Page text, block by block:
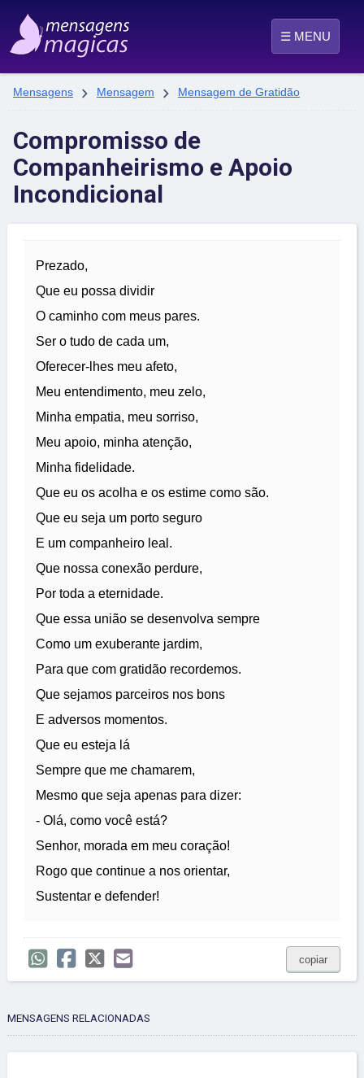
☰ MENU
Mensagens  Mensagem  Mensagem de Gratidão
Compromisso de
Companheirismo e Apoio
Incondicional
Prezado,
Que eu possa dividir
O caminho com meus pares.
Ser o tudo de cada um,
Oferecer-lhes meu afeto,
Meu entendimento, meu zelo,
Minha empatia, meu sorriso,
Meu apoio, minha atenção,
Minha fidelidade.
Que eu os acolha e os estime como são.
Que eu seja um porto seguro
E um companheiro leal.
Que nossa conexão perdure,
Por toda a eternidade.
Que essa união se desenvolva sempre
Como um exuberante jardim,
Para que com gratidão recordemos.
Que sejamos parceiros nos bons
E adversos momentos.
Que eu esteja lá
Sempre que me chamarem,
Mesmo que seja apenas para dizer:
- Olá, como você está?
Senhor, morada em meu coração!
Rogo que continue a nos orientar,
Sustentar e defender!
copiar
MENSAGENS RELACIONADAS